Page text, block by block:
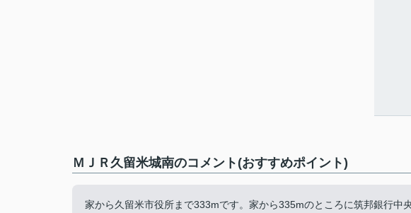
ＭＪＲ久留米城南のコメント(おすすめポイント)
家から久留米市役所まで333mです。家から335mのところに筑邦銀行中